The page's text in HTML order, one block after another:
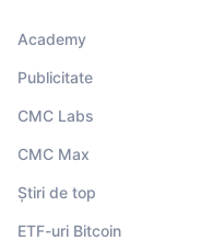
Academy
Publicitate
CMC Labs
CMC Max
Știri de top
ETF-uri Bitcoin